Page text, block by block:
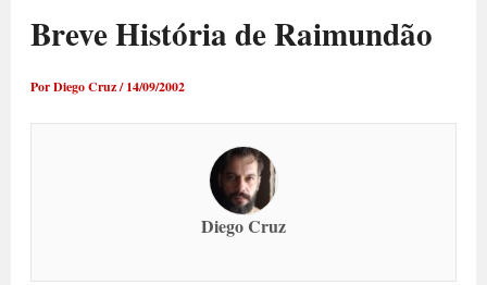
Breve História de Raimundão
PorDiego Cruz/14/09/2002
Diego Cruz